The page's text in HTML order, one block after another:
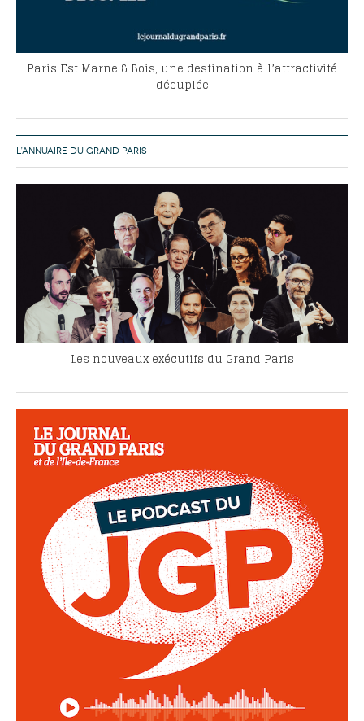
Paris Est Marne & Bois, une destination à l’attractivité
décuplée
L’ANNUAIRE DU GRAND PARIS
Les nouveaux exécutifs du Grand Paris